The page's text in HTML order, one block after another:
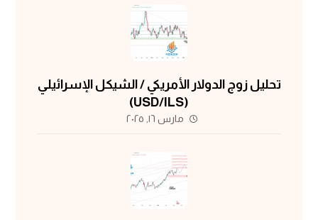
تحليل زوج الدولار الأمريكي / الشيكل الإسرائيلي
(USD/ILS)
مارس ١٦, ٢٠٢٥